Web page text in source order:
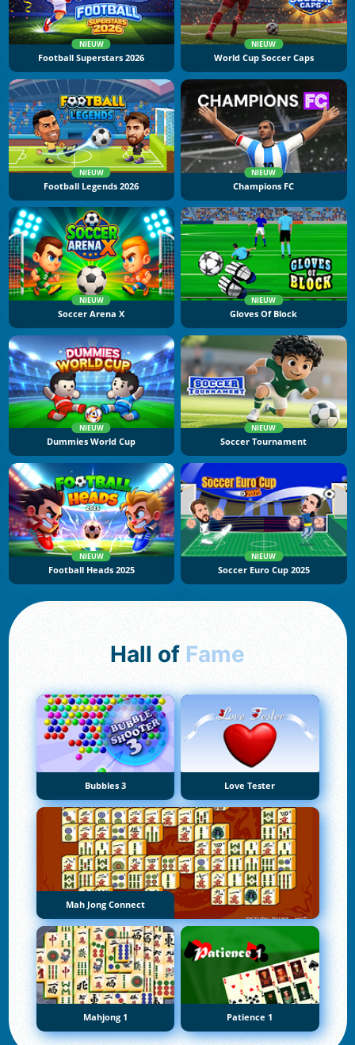
NIEUW
Football Superstars 2026
NIEUW
World Cup Soccer Caps
NIEUW
Football Legends 2026
NIEUW
Champions FC
NIEUW
Soccer Arena X
NIEUW
Gloves Of Block
NIEUW
Dummies World Cup
NIEUW
Soccer Tournament
NIEUW
Football Heads 2025
NIEUW
Soccer Euro Cup 2025
Hall of Fame
Bubbles 3 Love Tester
Mah Jong Connect
Mahjong 1 Patience 1